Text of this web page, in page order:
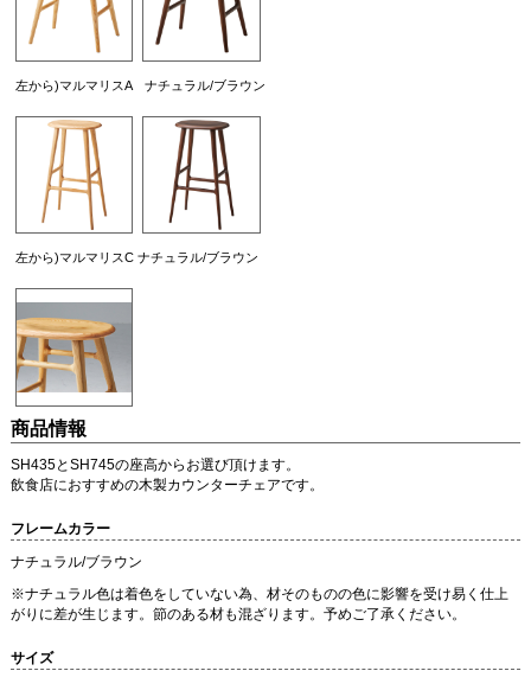
左から)マルマリスA ナチュラル/ブラウン
左から)マルマリスC ナチュラル/ブラウン
商品情報
SH435とSH745の座高からお選び頂けます。
飲食店におすすめの木製カウンターチェアです。
フレームカラー
ナチュラル/ブラウン
※ナチュラル色は着色をしていない為、材そのものの色に影響を受け易く仕上
がりに差が生じます。節のある材も混ざります。予めご了承ください。
サイズ